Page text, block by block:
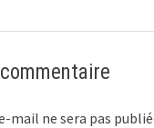
mail ne sera pas